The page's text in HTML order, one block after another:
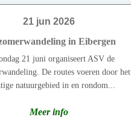
21 jun 2026
in Eibergen
21 juni organiseert ASV de
De routes voeren door het
natuurgebied in en rondom...
Meer info